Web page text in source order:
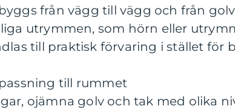
från vägg till vägg och från
utrymmen, som hörn eller
till praktisk förvaring i stället för
till rummet
ojämna golv och tak med olika